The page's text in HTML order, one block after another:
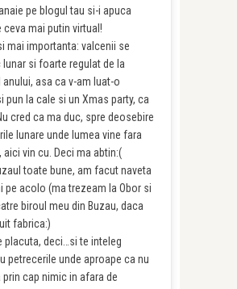
pe blogul tau si-i apuca
ceva mai putin virtual!
mai importanta: valcenii se
si foarte regulat de la
asa ca v-am luat-o
pun la cale si un Xmas party, ca
cred ca ma duc, spre deosebire
lunare unde lumea vine fara
aici vin cu. Deci ma abtin:(
toate bune, am facut naveta
pe acolo (ma trezeam la Obor si
biroul meu din Buzau, daca
fabrica:)
placuta, deci…si te inteleg
petrecerile unde aproape ca nu
prin cap nimic in afara de